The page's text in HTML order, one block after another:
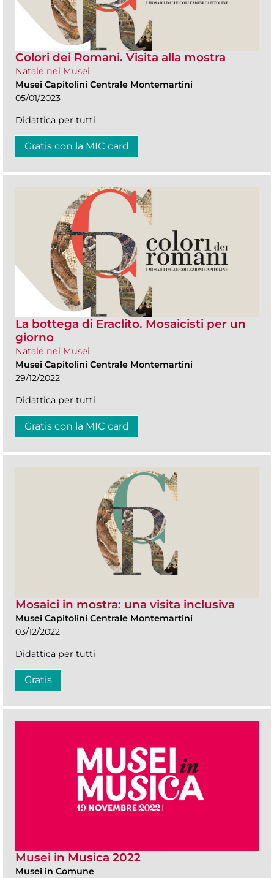
Colori dei Romani. Visita alla mostra
Natale nei Musei
Musei Capitolini Centrale Montemartini
05/01/2023
Didattica per tutti
Gratis con la MIC card
La bottega di Eraclito. Mosaicisti per un
giorno
Natale nei Musei
Musei Capitolini Centrale Montemartini
29/12/2022
Didattica per tutti
Gratis con la MIC card
Mosaici in mostra: una visita inclusiva
Musei Capitolini Centrale Montemartini
03/12/2022
Didattica per tutti
Gratis
Musei in Musica 2022
Musei in Comune